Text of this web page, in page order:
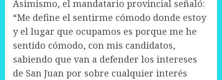
Asimismo, el mandatario provincial señaló:
“Me define el sentirme cómodo donde estoy
y el lugar que ocupamos es porque me he
sentido cómodo, con mis candidatos,
sabiendo que van a defender los intereses
de San Juan por sobre cualquier interés